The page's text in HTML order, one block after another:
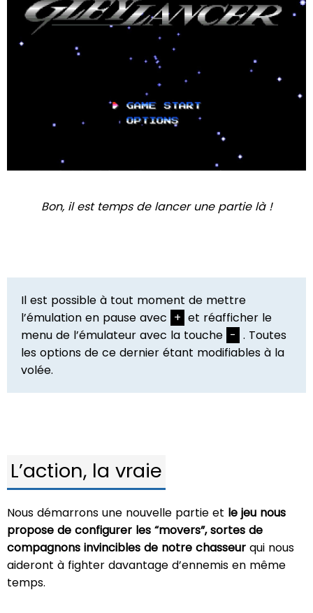
Bon, il est temps de lancer une partie là !
Il est possible à tout moment de mettre
l’émulation en pause avec + et réafficher le
menu de l’émulateur avec la touche - . Toutes
les options de ce dernier étant modifiables à la
volée.
L’action, la vraie
Nous démarrons une nouvelle partie et le jeu nous
propose de configurer les “movers”, sortes de
compagnons invincibles de notre chasseur qui nous
aideront à fighter davantage d’ennemis en même
temps.